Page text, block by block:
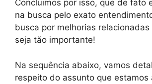
Concluimos por isso, que de fato
na busca pelo exato
busca por melhorias
seja tão importante!
Na sequência abaixo, vamos
respeito do assunto que estamos